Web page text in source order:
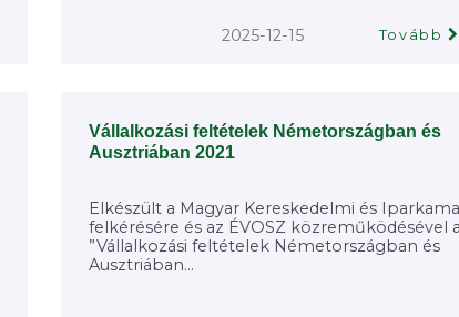
2025-12-15 Tovább
Vállalkozási feltételek Németországban és
Ausztriában 2021
Elkészült a Magyar Kereskedelmi és
felkérésére és az ÉVOSZ közreműködésével
”Vállalkozási feltételek Németországban és
Ausztriában...